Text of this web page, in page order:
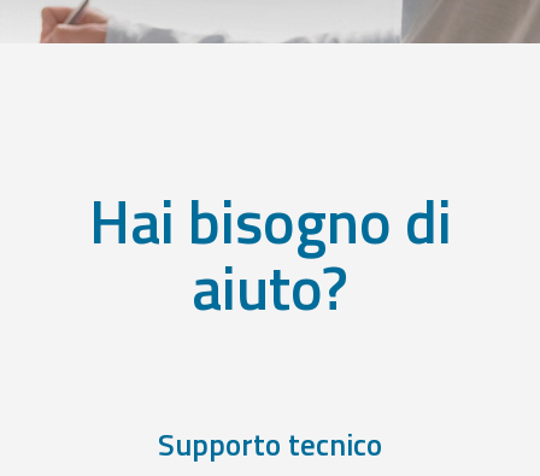
Hai bisogno di
aiuto?
Supporto tecnico